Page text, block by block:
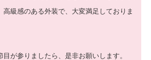
高級感のある外装で、大変満足しておりま
目が参りましたら、是非お願いします。